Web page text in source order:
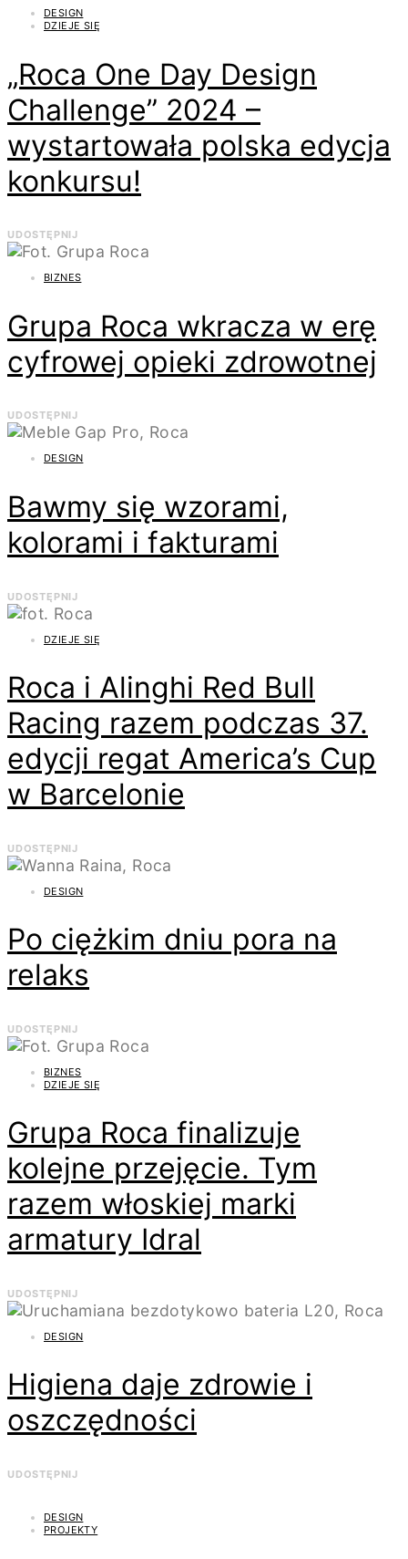
DESIGN
DZIEJE SIĘ
„Roca One Day Design
Challenge” 2024 –
wystartowała polska edycja
konkursu!
UDOSTĘPNIJ
BIZNES
Grupa Roca wkracza w erę
cyfrowej opieki zdrowotnej
UDOSTĘPNIJ
DESIGN
Bawmy się wzorami,
kolorami i fakturami
UDOSTĘPNIJ
DZIEJE SIĘ
Roca i Alinghi Red Bull
Racing razem podczas 37.
edycji regat America’s Cup
w Barcelonie
UDOSTĘPNIJ
DESIGN
Po ciężkim dniu pora na
relaks
UDOSTĘPNIJ
BIZNES
DZIEJE SIĘ
Grupa Roca finalizuje
kolejne przejęcie. Tym
razem włoskiej marki
armatury Idral
UDOSTĘPNIJ
DESIGN
Higiena daje zdrowie i
oszczędności
UDOSTĘPNIJ
DESIGN
PROJEKTY